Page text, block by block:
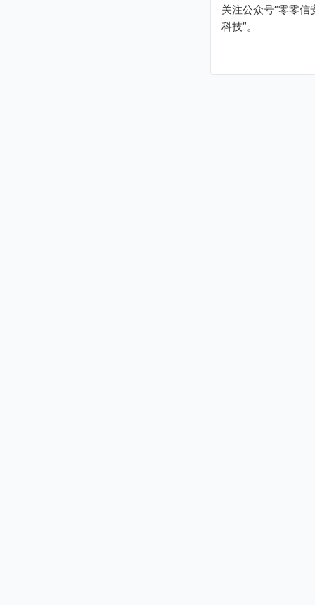
关注公众号“零零信
科技”。